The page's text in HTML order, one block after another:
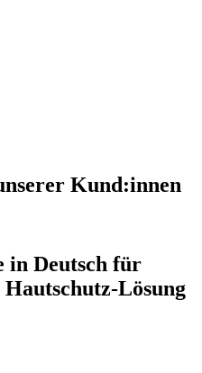
Kund:innen
in Deutsch für
Hautschutz-Lösung